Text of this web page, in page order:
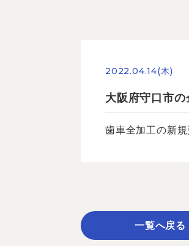
2022.04.14(木)
大阪府守口市の
歯車全加工の新
一覧へ戻る